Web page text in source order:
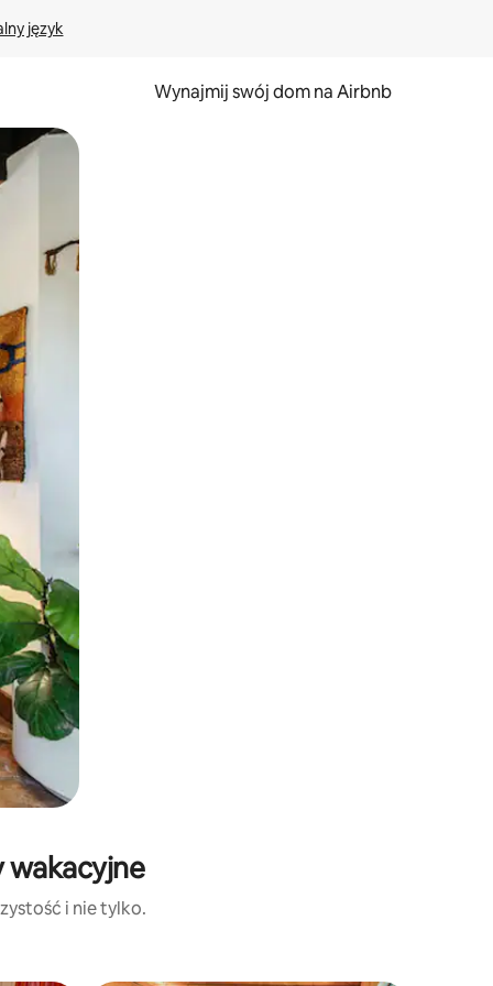
język
Wynajmij swój dom na Airbnb
pomocą gestów dotykowych lub przesuwania.
wakacyjne
i nie tylko.